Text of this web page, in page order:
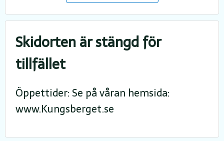
Skidorten är stängd för
tillfället
Öppettider: Se på våran hemsida:
www.Kungsberget.se